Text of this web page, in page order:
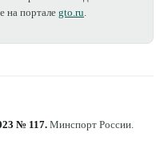
на портале gto.ru.
№ 117. Минспорт России.